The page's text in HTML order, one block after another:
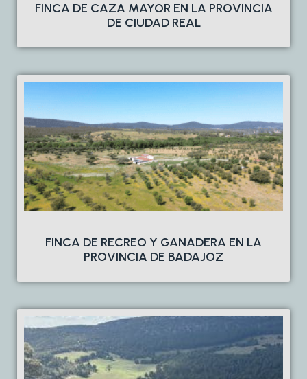
FINCA DE CAZA MAYOR EN LA PROVINCIA
DE CIUDAD REAL
FINCA DE RECREO Y GANADERA EN LA
PROVINCIA DE BADAJOZ